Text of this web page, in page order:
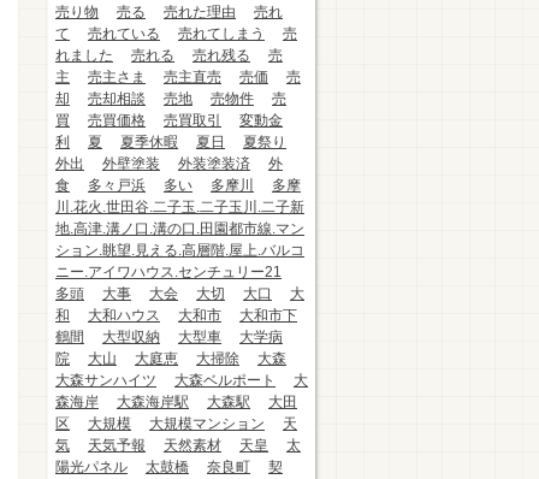
売り物
売る 売れた理由
売れ
て
売れている 売れてしまう
売
れました
売れる 売れ残る
売
主
売主さま 売主直売 売価
売
却
売却相談 売地 売物件
売
買
売買価格 売買取引
変動金
利
夏 夏季休暇 夏日
夏祭り
外出
外壁塗装 外装塗装済
外
食
多々戸浜 多い 多摩川
多摩
川.花火.世田谷.二子玉.二子玉川.二子新
地.高津.溝ノ口.溝の口.田園都市線.マン
ション.眺望.見える.高層階.屋上.バルコ
ニー.アイワハウス.センチュリー21
多頭
大事 大会 大切 大口
大
和
大和ハウス 大和市
大和市下
鶴間
大型収納 大型車
大学病
院
大山 大庭恵 大掃除
大森
大森サンハイツ
大森ベルポート
大
森海岸
大森海岸駅 大森駅
大田
区
大規模 大規模マンション
天
気
天気予報 天然素材 天皇
太
陽光パネル
太鼓橋 奈良町
契